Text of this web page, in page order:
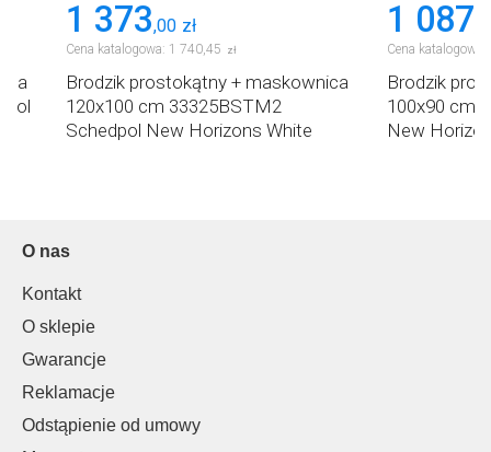
1 373,00 zł
Cena katalogowa: 1 740,45 zł
Brodzik prostokątny + maskownica
120x100 cm 33325BSTM2
Schedpol New Horizons White
1 087
Cena katalogowa:
Brodzik
100x90 cm
New
O nas
Kontakt
O sklepie
Gwarancje
Reklamacje
Odstąpienie od umowy